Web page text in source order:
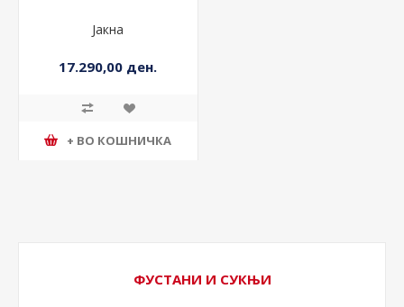
Јакна
17.290,00 ден.
+ ВО КОШНИЧКА
ФУСТАНИ И СУКЊИ